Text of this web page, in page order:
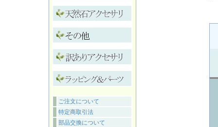
ご注文について
特定商取引法
部品交換について